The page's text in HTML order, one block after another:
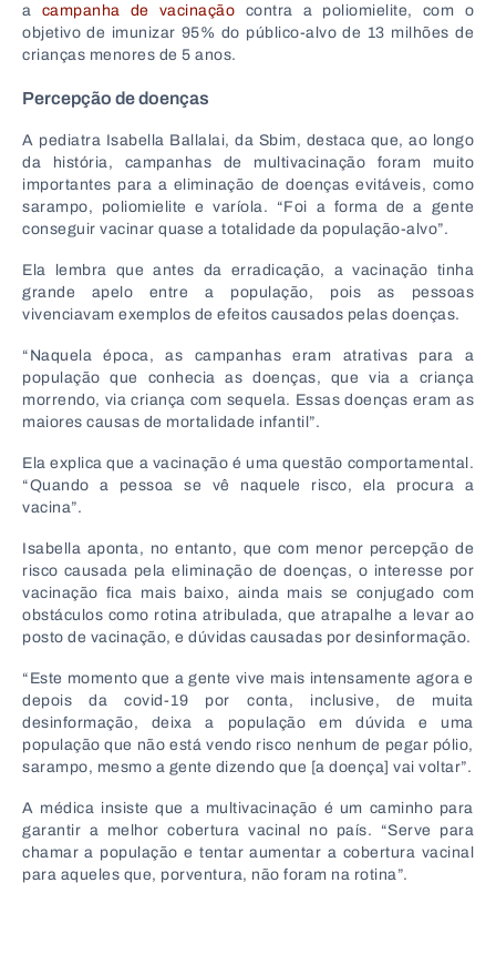
a campanha de vacinação contra a poliomielite, com o
objetivo de imunizar 95% do público-alvo de 13 milhões de
crianças menores de 5 anos.
Percepção de doenças
A pediatra Isabella Ballalai, da Sbim, destaca que, ao longo
da história, campanhas de multivacinação foram muito
importantes para a eliminação de doenças evitáveis, como
sarampo, poliomielite e varíola. “Foi a forma de a gente
conseguir vacinar quase a totalidade da população-alvo”.
Ela lembra que antes da erradicação, a vacinação tinha
grande apelo entre a população, pois as pessoas
vivenciavam exemplos de efeitos causados pelas doenças.
“Naquela época, as campanhas eram atrativas para a
população que conhecia as doenças, que via a criança
morrendo, via criança com sequela. Essas doenças eram as
maiores causas de mortalidade infantil”.
Ela explica que a vacinação é uma questão comportamental.
“Quando a pessoa se vê naquele risco, ela procura a
vacina”.
Isabella aponta, no entanto, que com menor percepção de
risco causada pela eliminação de doenças, o interesse por
vacinação fica mais baixo, ainda mais se conjugado com
obstáculos como rotina atribulada, que atrapalhe a levar ao
posto de vacinação, e dúvidas causadas por desinformação.
“Este momento que a gente vive mais intensamente agora e
depois da covid-19 por conta, inclusive, de muita
desinformação, deixa a população em dúvida e uma
população que não está vendo risco nenhum de pegar pólio,
sarampo, mesmo a gente dizendo que [a doença] vai voltar”.
A médica insiste que a multivacinação é um caminho para
garantir a melhor cobertura vacinal no país. “Serve para
chamar a população e tentar aumentar a cobertura vacinal
para aqueles que, porventura, não foram na rotina”.